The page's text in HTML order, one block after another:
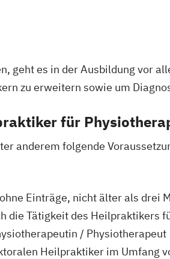
geht es in der Ausbildung vor
zu erweitern sowie um
für
anderem folgende
Einträge, nicht älter als drei
die Tätigkeit des Heilpraktikers
/ Physiotherapeut
Heilpraktiker im Umfang